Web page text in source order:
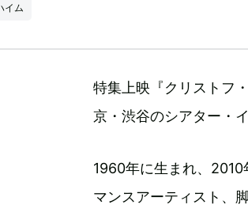
イム
特集上映『クリストフ
京・渋谷のシアター・
1960年に生まれ、
マンスアーティスト、